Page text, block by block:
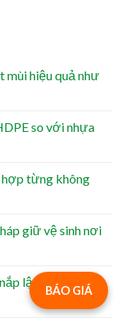
mùi hiệu quả như
so với nhựa
hợp từng không
giữ vệ sinh nơi
lật HDPE
BÁO GIÁ